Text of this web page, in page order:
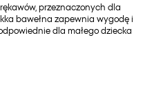
przeznaczonych dla
bawełna zapewnia wygodę i
dla małego dziecka